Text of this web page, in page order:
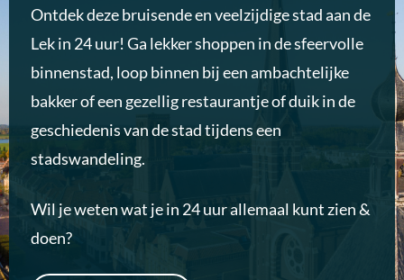
Ontdek deze bruisende en veelzijdige stad aan de
Lek in 24 uur! Ga lekker shoppen in de sfeervolle
binnenstad, loop binnen bij een ambachtelijke
bakker of een gezellig restaurantje of duik in de
geschiedenis van de stad tijdens een
stadswandeling.
Wil je weten wat je in 24 uur allemaal kunt zien &
doen?